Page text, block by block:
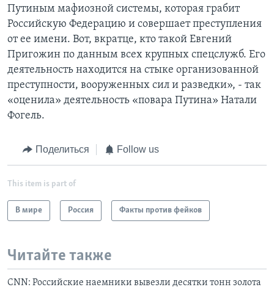
Путиным мафиозной системы, которая грабит
Российскую Федерацию и совершает преступления
от ее имени. Вот, вкратце, кто такой Евгений
Пригожин по данным всех крупных спецслужб. Его
деятельность находится на стыке организованной
преступности, вооруженных сил и разведки», - так
«оценила» деятельность «повара Путина» Натали
Фогель.
Поделиться Follow us
This item is part of
В мире Россия Факты против фейков
Читайте также
CNN: Российские наемники вывезли десятки тонн золота